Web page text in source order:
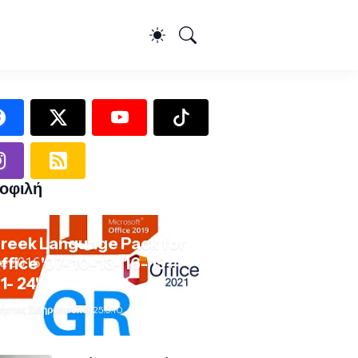
Language Pack for
'07-'10-'13-'16-'19-
24'
Σιδηρόπουλος 25.9.10